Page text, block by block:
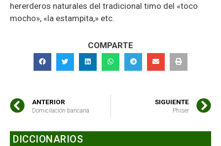
hererderos naturales del tradicional timo del «toco
mocho», «la estampita,» etc.
COMPARTE
ANTERIOR
Domicilación bancaria
SIGUIENTE
Phiser
DICCIONARIOS